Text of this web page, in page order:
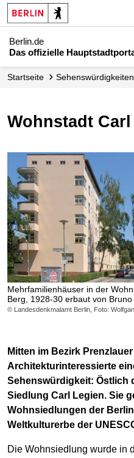
Berlin.de
Das offizielle
Startseite Sehenswürdigkeiten
Wohnstadt
Mehrfamilienhäuser in der
Berg, 1928-30 erbaut von Bruno
© Landesdenkmalamt Berlin, Foto:
Mitten im Bezirk
Architekturinteressierte
Sehenswürdigkeit: Östlich
Siedlung Carl Legien. Sie
Wohnsiedlungen der
Weltkulturerbe der
Die Wohnsiedlung wurde in